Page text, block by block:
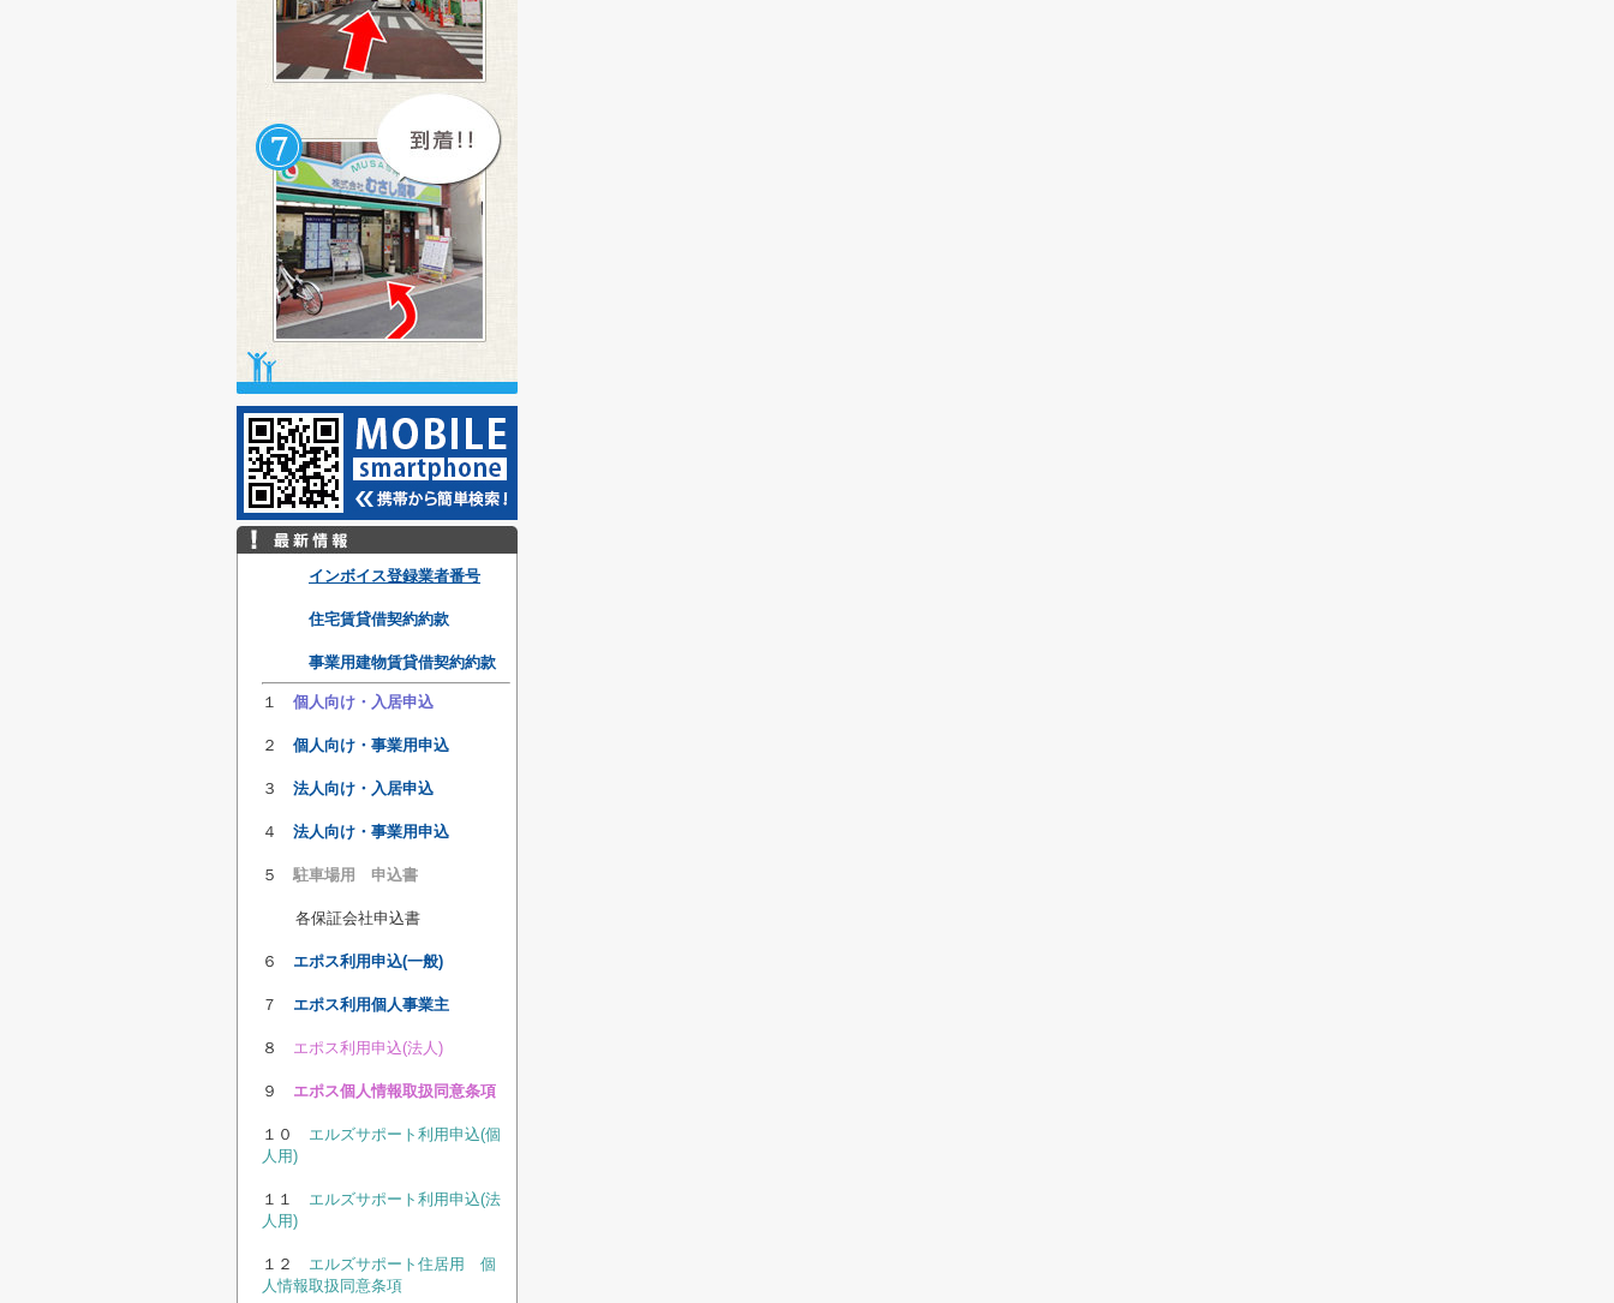
インボイス登録業者番号
住宅賃貸借契約約款
事業用建物賃貸借契約約款
１ 個人向け・入居申込
２ 個人向け・事業用申込
３ 法人向け・入居申込
４ 法人向け・事業用申込
５ 駐車場用 申込書
各保証会社申込書
６ エポス利用申込(一般)
７ エポス利用個人事業主
８ エポス利用申込(法人)
９ エポス個人情報取扱同意条項
１０ エルズサポート利用申込(個
人用)
１１
エルズサポート利用申込(法
人用)
１２ エルズサポート住居用 個
人情報取扱同意条項